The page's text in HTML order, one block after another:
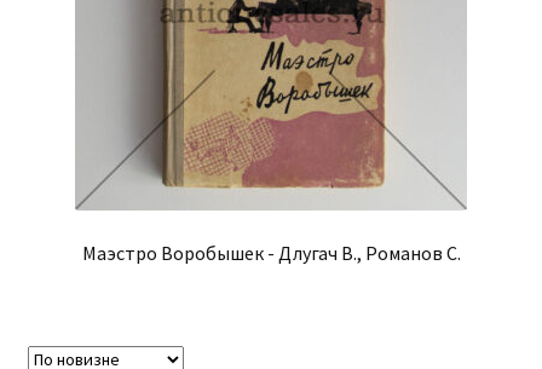
Маэстро Воробышек - Длугач В., Романов С.